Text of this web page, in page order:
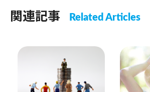
関連記事 Related Articles